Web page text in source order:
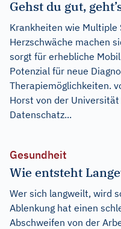
Gehst du gut,
Krankheiten wie Multiple
Herzschwäche machen
sorgt für erhebliche
Potenzial für neue
Therapiemöglichkeiten.
Horst von der
Datenschatz...
Gesundheit
Wie entsteht
Wer sich langweilt, wird
Ablenkung hat einen
Abschweifen von der